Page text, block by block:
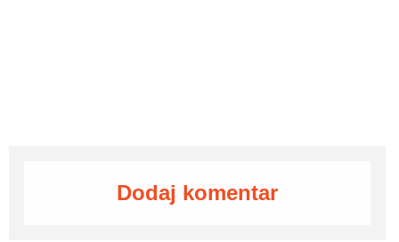
Dodaj komentar